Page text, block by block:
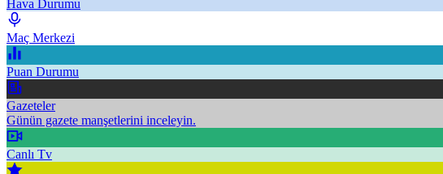
Hava Durumu
Maç Merkezi
Puan Durumu
Gazeteler
Günün gazete manşetlerini inceleyin.
Canlı Tv